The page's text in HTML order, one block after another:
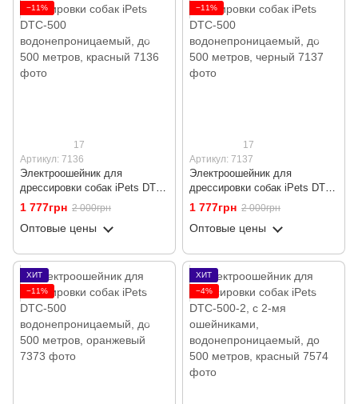
−11%
17
Артикул: 7136
Электроошейник для
дрессировки собак iPets DTC-
500 водонепроницаемый, до
500 метров, красный
1 777грн 2 000грн
Оптовые цены
−11%
17
Артикул: 7137
Электроошейник для
дрессировки собак iPets DTC-
500 водонепроницаемый, до
500 метров, черный
1 777грн 2 000грн
Оптовые цены
ХИТ
−11%
ХИТ
−4%